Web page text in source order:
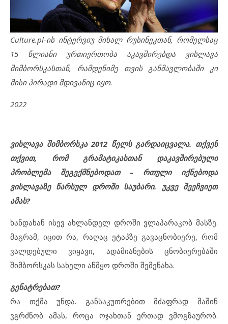
Culture.pl-ის ინტერვიუ მიხალ რუსინეკთან, რომელსაც
15 წლიანი ურთიერთობა აკავშირებდა ვისლავა
შიმბორსკასთან, რამდენიმე თვის განმავლობაში კი
მისი პირადი მდივანიც იყო.
2022
ვისლავა შიმბორსკა 2012 წელს გარდაიცვალა. თქვენ
თქვით, რომ გრამატიკასთან დაკავშირებული
პრობლემა შეგექმნებოდათ – რთული იქნებოდა
ვისლავაზე წარსულ დროში საუბარი. უკვე შეეჩვიეთ
ამას?
ხანდახან ისევ ახლანდელ დროში ვლაპარაკობ მასზე.
მაგრამ, იცით რა, რაღაც ეტაპზე გავაცნობიერე, რომ
ვალდებული ვიყავი, ადამიანების ცნობიერებაში
შიმბორსკას სახელი აწმყო დროში შემენახა.
გენატრებათ?
რა თქმა უნდა. განსაკუთრებით მძაფრად მაშინ
ვგრძნობ ამას, როცა ოჯახთან ერთად ვმოგზაურობ.